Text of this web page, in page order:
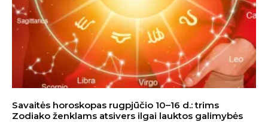
Savaitės horoskopas rugpjūčio 10–16 d.: trims
Zodiako ženklams atsivers ilgai lauktos galimybės